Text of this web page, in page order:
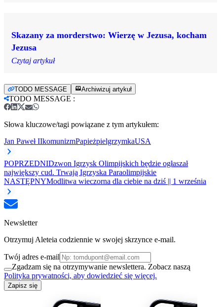
Skazany za morderstwo: Wierzę w Jezusa, kocham
Jezusa
Czytaj artykuł
TODO MESSAGE Archiwizuj artykuł
TODO MESSAGE :
Słowa kluczowe/tagi powiązane z tym artykułem:
Jan Paweł IIkomunizmPapieżpielgrzymkaUSA
POPRZEDNIDzwon Igrzysk Olimpijskich będzie ogłaszał
największy cud. Trwają Igrzyska Paraolimpijskie
NASTĘPNYModlitwa wieczorna dla ciebie na dziś || 1 września
Newsletter
Otrzymuj Aleteia codziennie w swojej skrzynce e-mail.
Twój adres e-mail
Zgadzam się na otrzymywanie newslettera. Zobacz naszą
Polityka prywatności, aby dowiedzieć się więcej.
Zapisz się